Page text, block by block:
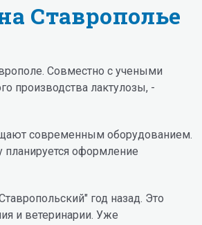
Ставрополье
Совместно с учеными
производства лактулозы, -
современным оборудованием.
планируется оформление
год назад. Это
и ветеринарии. Уже